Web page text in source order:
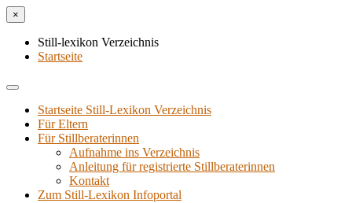
×
Still-lexikon Verzeichnis
Startseite
Startseite Still-Lexikon Verzeichnis
Für Eltern
Für Stillberaterinnen
Aufnahme ins Verzeichnis
Anlei­tung für regis­trier­te Stillberaterinnen
Kon­takt
Zum Still-Lexikon Infoportal